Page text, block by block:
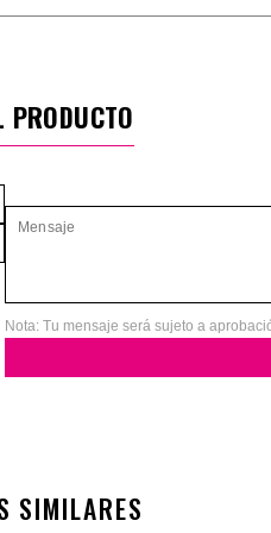
PRODUCTO
Nota: Tu mensaje será sujeto a
SIMILARES